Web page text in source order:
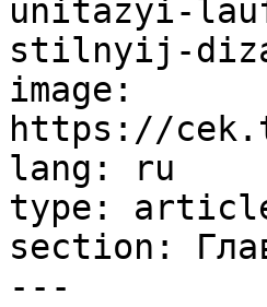
unitazyi-
stilnyij-
image:
https://
lang: ru
type:
section:
---